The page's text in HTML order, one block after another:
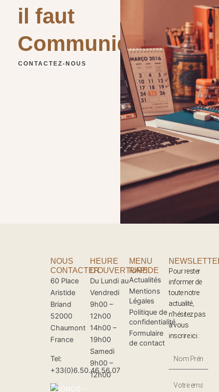
il faut
Communiquer
CONTACTEZ-NOUS
NOUS
CONTACTER
60 Place
Aristide
Briand
52000
Chaumont
France
Tel:
+33(0)6.50.46.56.07
HEURE
D'OUVERTURE
Du Lundi au
Vendredi
9h00 –
12h00
14h00 –
19h00
Samedi
9h00 –
12h00
MENU
RAPIDE
Actualités
Mentions
Légales
Politique de
confidentialité
Formulaire
de contact
Pour rester
informer de
toute notre
actualité,
n’hésitez pas
à vous
inscrire ici :